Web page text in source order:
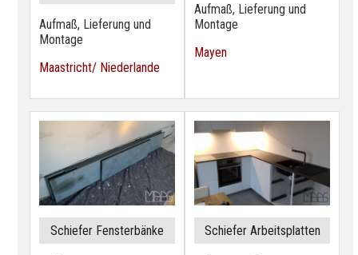
Aufmaß, Lieferung und
Montage
Maastricht/ Niederlande
Aufmaß, Lieferung und
Montage
Mayen
Schiefer Fensterbänke Schiefer Arbeitsplatten